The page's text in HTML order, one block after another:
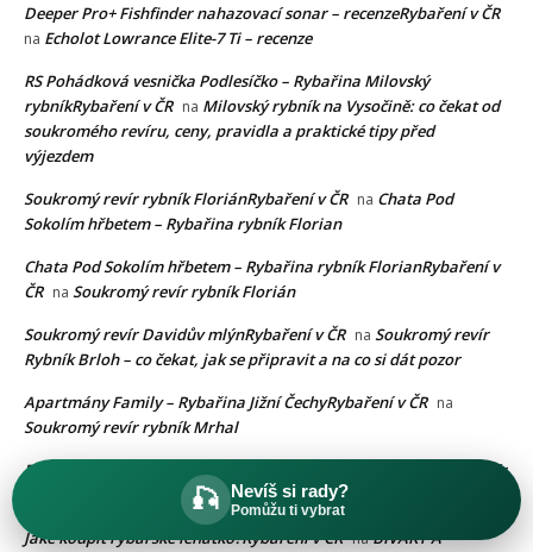
Deeper Pro+ Fishfinder nahazovací sonar – recenzeRybaření v ČR
na Echolot Lowrance Elite-7 Ti – recenze
RS Pohádková vesnička Podlesíčko – Rybařina Milovský
rybníkRybaření v ČR na Milovský rybník na Vysočině: co čekat od
soukromého revíru, ceny, pravidla a praktické tipy před
výjezdem
Soukromý revír rybník FloriánRybaření v ČR na Chata Pod
Sokolím hřbetem – Rybařina rybník Florian
Chata Pod Sokolím hřbetem – Rybařina rybník FlorianRybaření v
ČR na Soukromý revír rybník Florián
Soukromý revír Davidův mlýnRybaření v ČR na Soukromý revír
Rybník Brloh – co čekat, jak se připravit a na co si dát pozor
Apartmány Family – Rybařina Jižní ČechyRybaření v ČR na
Soukromý revír rybník Mrhal
Rybářská dovolená jižní moravaRybaření v ČR
Soukromý revír
Štěrkáč Zaječí: pravidla lovu, ceny, ryby a praktické tipy
Jaké koupit rybářské lehátko?Rybaření v ČR naBIVAKY A
🎣 Nevíš si rady?
Pomůžu ti vybrat